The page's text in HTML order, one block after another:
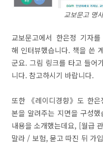
교보문고 명
교보문고에서 한은정 기자
해 인터뷰했습니다. 책을 쓴
군요. 그림 링크를 타고 들어
니다. 참고하시기 바랍니다.
또한 《레이디경향》도 한은
본을 알려주는 지면을 구성
내용을 소개했는데요, [월급
말라 / 보험, 묻고 따진 뒤 가